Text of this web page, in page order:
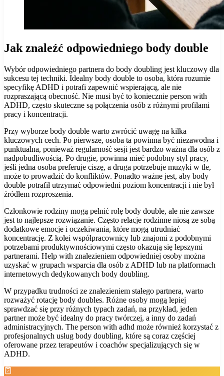
Jak znaleźć odpowiedniego body double
Wybór odpowiedniego partnera do body doubling jest kluczowy dla
sukcesu tej techniki. Idealny body double to osoba, która rozumie
specyfikę ADHD i potrafi zapewnić wspierającą, ale nie
rozpraszającą obecność. Nie musi być to koniecznie person with
ADHD, często skuteczne są połączenia osób z różnymi profilami
pracy i koncentracji.
Przy wyborze body double warto zwrócić uwagę na kilka
kluczowych cech. Po pierwsze, osoba ta powinna być niezawodna i
punktualna, ponieważ regularność sesji jest bardzo ważna dla osób z
nadpobudliwością. Po drugie, powinna mieć podobny styl pracy,
jeśli jedna osoba preferuje ciszę, a druga potrzebuje muzyki w tle,
może to prowadzić do konfliktów. Ponadto ważne jest, aby body
double potrafił utrzymać odpowiedni poziom koncentracji i nie był
źródłem rozproszenia.
Członkowie rodziny mogą pełnić rolę body double, ale nie zawsze
jest to najlepsze rozwiązanie. Często relacje rodzinne niosą ze sobą
dodatkowe emocje i oczekiwania, które mogą utrudniać
koncentrację. Z kolei współpracownicy lub znajomi z podobnymi
potrzebami produktywnościowymi często okazują się lepszymi
partnerami. Help with znalezieniem odpowiedniej osoby można
uzyskać w grupach wsparcia dla osób z ADHD lub na platformach
internetowych dedykowanych body doubling.
W przypadku trudności ze znalezieniem stałego partnera, warto
rozważyć rotację body doubles. Różne osoby mogą lepiej
sprawdzać się przy różnych typach zadań, na przykład, jeden
partner może być idealny do pracy twórczej, a inny do zadań
administracyjnych. The person with adhd może również korzystać z
profesjonalnych usług body doubling, które są coraz częściej
oferowane przez terapeutów i coachów specjalizujących się w
ADHD.